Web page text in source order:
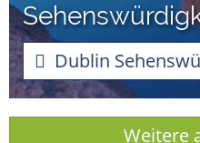
Dublin